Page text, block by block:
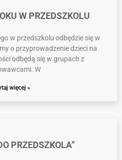
W PRZEDSZKOLU
w przedszkolu odbędzie się w
o przyprowadzenie dzieci na
odbędą się w grupach z
W
więcej »
PRZEDSZKOLA”